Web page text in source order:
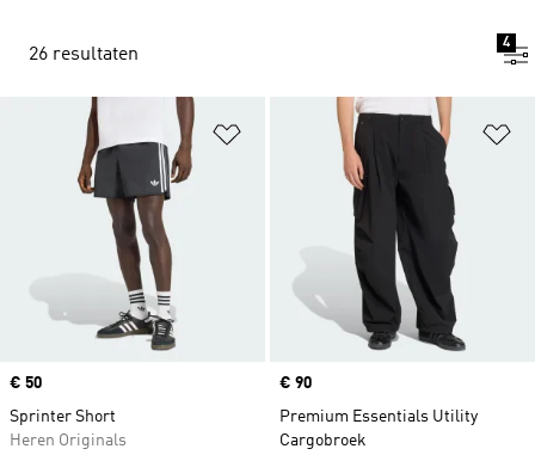
26 resultaten
4
Op verlanglijst zetten
Price
€ 50
Sprinter Short
Heren Originals
Price
€ 90
Premium Essentials Utility
Cargobroek